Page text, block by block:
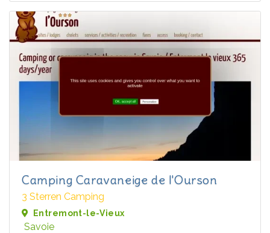
Camping Caravaneige de l'Ourson
3 Sterren Camping
Entremont-le-Vieux
Savoie